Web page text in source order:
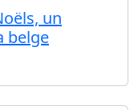
un
belge